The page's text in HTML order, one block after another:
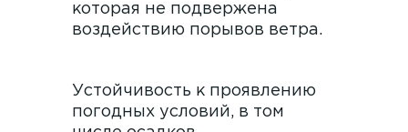
которая не подвержена
воздействию порывов ветра.
Устойчивость к проявлению
погодных условий, в том